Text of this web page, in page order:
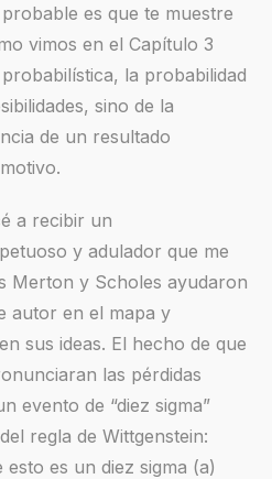
es que te muestre
vimos en el Capítulo 3
la probabilidad
sino de la
de un resultado
a recibir un
y adulador que me
Merton y Scholes ayudaron
autor en el mapa y
sus ideas. El hecho de que
las pérdidas
evento de “diez sigma”
regla de Wittgenstein:
es un diez sigma (a)